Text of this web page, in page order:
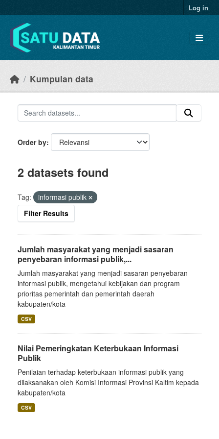
Log in
Kumpulan data
Order by
2 datasets found
Tag:
informasi publik
Filter Results
Jumlah masyarakat yang menjadi sasaran
penyebaran informasi publik,...
Jumlah masyarakat yang menjadi sasaran penyebaran
informasi publik, mengetahui kebijakan dan program
prioritas pemerintah dan pemerintah daerah
kabupaten/kota
CSV
Nilai Pemeringkatan Keterbukaan Informasi
Publik
Penilaian terhadap keterbukaan informasi publik yang
dilaksanakan oleh Komisi Informasi Provinsi Kaltim kepada
kabupaten/kota
CSV